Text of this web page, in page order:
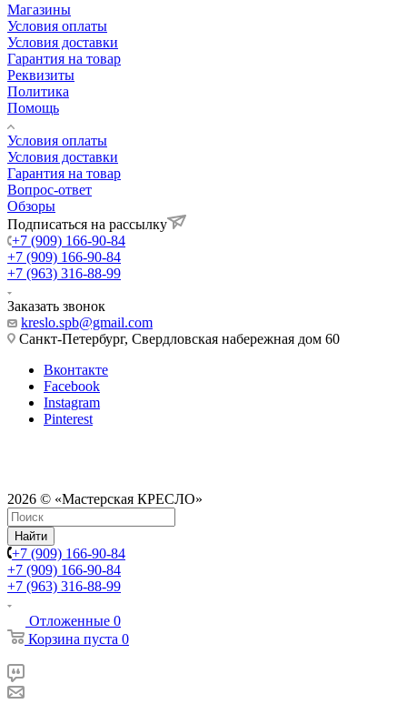
Магазины
Условия оплаты
Условия доставки
Гарантия на товар
Реквизиты
Политика
Помощь
Условия оплаты
Условия доставки
Гарантия на товар
Вопрос-ответ
Обзоры
Подписаться на рассылку
+7 (909) 166-90-84
+7 (909) 166-90-84
+7 (963) 316-88-99
Заказать звонок
kreslo.spb@gmail.com
Санкт-Петербург, Свердловская набережная дом 60
Вконтакте
Facebook
Instagram
Pinterest
2026 © «Мастерская КРЕСЛО»
Найти
+7 (909) 166-90-84
+7 (909) 166-90-84
+7 (963) 316-88-99
Отложенные 0
Корзина пуста 0